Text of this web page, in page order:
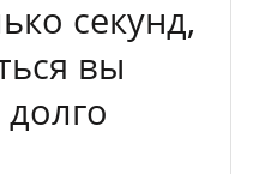
секунд,
вы